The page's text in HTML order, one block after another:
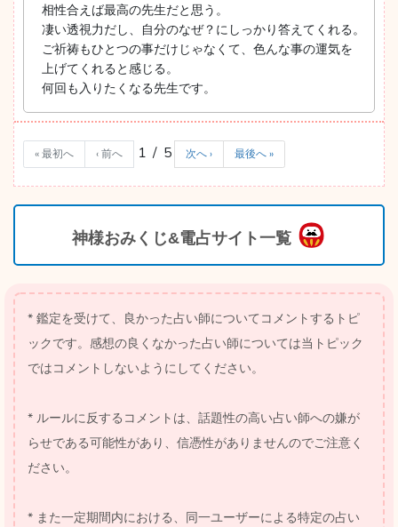
相性合えば最高の先生だと思う。
凄い透視力だし、自分のなぜ？にしっかり答えてくれる。
ご祈祷もひとつの事だけじゃなくて、色んな事の運気を
上げてくれると感じる。
何回も入りたくなる先生です。
« 最初へ ‹ 前へ 1 / 5 次へ › 最後へ »
神様おみくじ&電占サイト一覧
* 鑑定を受けて、良かった占い師についてコメントするトピ
ックです。感想の良くなかった占い師については当トピック
ではコメントしないようにしてください。
* ルールに反するコメントは、話題性の高い占い師への嫌が
らせである可能性があり、信憑性がありませんのでご注意く
ださい。
* また一定期間内における、同一ユーザーによる特定の占い